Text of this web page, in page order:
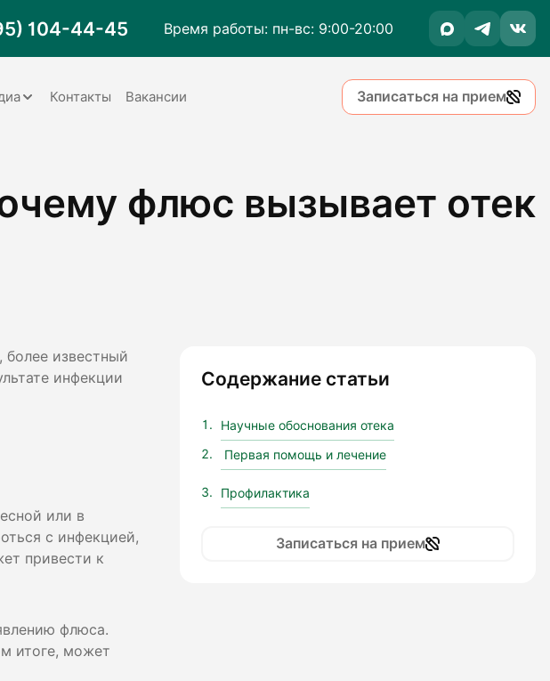
104-44-45 Время работы: пн-вс: 9:00-20:00
Контакты Вакансии Записаться на прием
флюс вызывает отек
Содержание статьи
Научные обоснования отека
Первая помощь и лечение
Профилактика
Записаться на прием
известный
инфекции
или в
с инфекцией,
привести к
флюса.
итоге, может